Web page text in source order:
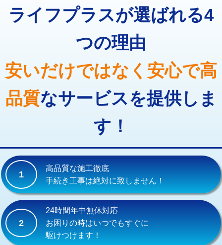
コンクリート斫り（厚さ10㎝超え） 38,500円
モルタル補修（厚さ10㎝まで） 27,500円
38,500円
追加人工 16,500円
廃棄・処分 現場見積
33,000円
桝清掃 8,800円
止水・漏水調査・防水処理・清掃・修
11,000円
止水・漏水調査・防水処理・清掃・修
22,000円
止水・漏水調査・防水処理・清掃・修
33,000円
交換・取付（タンク） 22,000円+材料費
交換・取付(単水栓（壁付・デッキ
式）)
13,200円+材料費
交換・取付(混合水栓（壁付・デッキ
式・ワンホール）)
交換・取付(排水栓・排水トラップ
ライフプラスが選ばれる4
つの理由
安いだけではなく安心で高
品質なサービスを提供しま
す！
1
高品質な施工徹底
手続き工事は絶対に致しません！
2
24時間年中無休対応
お困りの時はいつでもすぐに
駆けつけます！